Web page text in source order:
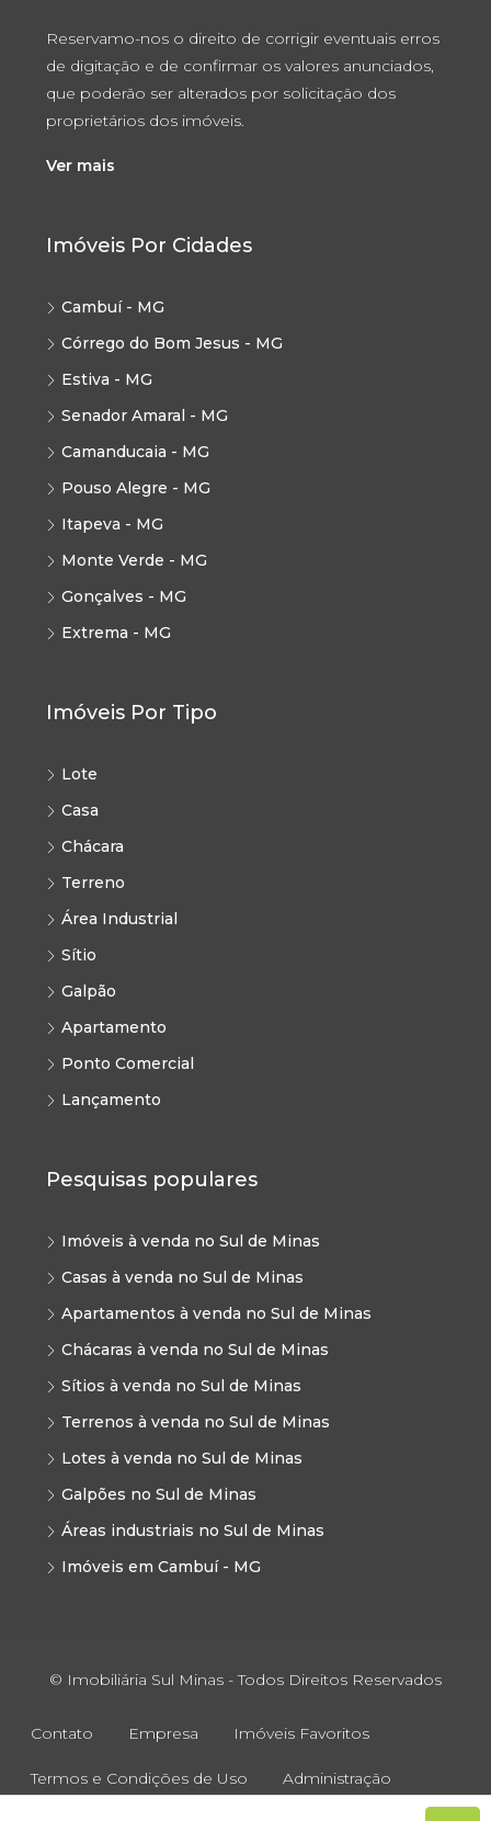
Reservamo-nos o direito de corrigir eventuais erros
de digitação e de confirmar os valores anunciados,
que poderão ser alterados por solicitação dos
proprietários dos imóveis.
Ver mais
Imóveis Por Cidades
Cambuí - MG
Córrego do Bom Jesus - MG
Estiva - MG
Senador Amaral - MG
Camanducaia - MG
Pouso Alegre - MG
Itapeva - MG
Monte Verde - MG
Gonçalves - MG
Extrema - MG
Imóveis Por Tipo
Lote
Casa
Chácara
Terreno
Área Industrial
Sítio
Galpão
Apartamento
Ponto Comercial
Lançamento
Pesquisas populares
Imóveis à venda no Sul de Minas
Casas à venda no Sul de Minas
Apartamentos à venda no Sul de Minas
Chácaras à venda no Sul de Minas
Sítios à venda no Sul de Minas
Terrenos à venda no Sul de Minas
Lotes à venda no Sul de Minas
Galpões no Sul de Minas
Áreas industriais no Sul de Minas
Imóveis em Cambuí - MG
© Imobiliária Sul Minas - Todos Direitos Reservados
Contato Empresa Imóveis Favoritos
Termos e Condições de Uso Administração